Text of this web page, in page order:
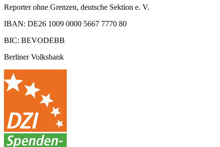
Reporter ohne Grenzen, deutsche Sektion e. V.
IBAN: DE26 1009 0000 5667 7770 80
BIC: BEVODEBB
Berliner Volksbank